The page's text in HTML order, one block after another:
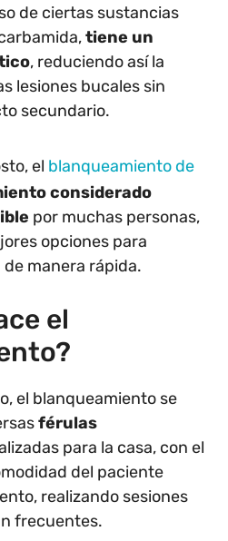
de ciertas sustancias
tiene un
, reduciendo así la
lesiones bucales sin
secundario.
el blanqueamiento de
considerado
por muchas personas,
opciones para
manera rápida.
el
el blanqueamiento se
férulas
para la casa, con el
del paciente
realizando sesiones
frecuentes.